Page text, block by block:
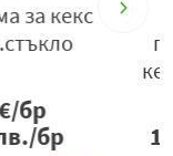
tава с капак
2.7л
лв./бр